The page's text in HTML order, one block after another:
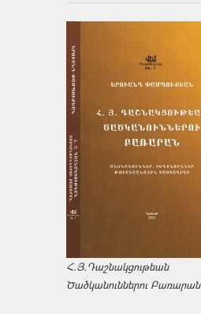
Հ.Յ.Դաշնակցութեան
Ծածկանուններու Բառարան